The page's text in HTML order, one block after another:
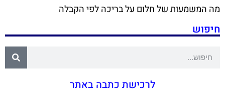
מה המשמעות של חלום על בריכה לפי הקבלה
חיפוש
לרכישת כתבה באתר